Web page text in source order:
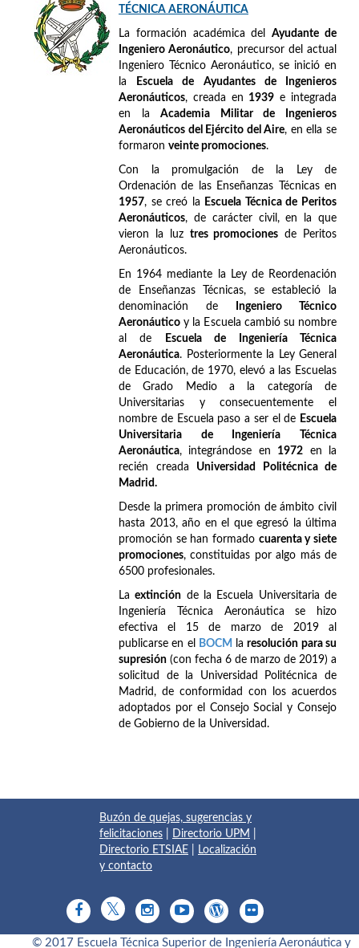
TÉCNICA AERONÁUTICA
La formación académica delAyudante de
Ingeniero Aeronáutico, precursor del actual
Ingeniero Técnico Aeronáutico, se inició en
la
Escuela de Ayudantes de Ingenieros
Aeronáuticos, creada en 1939 e integrada
en laAcademia Militar de Ingenieros
Aeronáuticos del Ejército del Aire, en ella se
formaron veinte promociones.
Con la promulgación de la Ley de
Ordenación de las Enseñanzas Técnicas en
1957, se creó la
Escuela Técnica de Peritos
Aeronáuticos, de carácter civil, en la que
vieron la luz tres promociones de Peritos
Aeronáuticos.
En 1964 mediante la Ley de Reordenación
de Enseñanzas Técnicas, se estableció la
denominación de
Ingeniero Técnico
Aeronáutico y la Escuela cambió su nombre
al de
Escuela de Ingeniería Técnica
Aeronáutica. Posteriormente la Ley General
de Educación, de 1970, elevó a las Escuelas
de Grado Medio a la categoría de
Universitarias y consecuentemente el
nombre de Escuela paso a ser el de Escuela
Universitaria de Ingeniería Técnica
Aeronáutica, integrándose en 1972 en la
recién creada Universidad Politécnica de
Madrid.
Desde la primera promoción de ámbito civil
hasta 2013, año en el que egresó la última
promoción se han formado cuarenta y siete
promociones, constituidas por algo más de
6500 profesionales.
Laextinción de la Escuela Universitaria de
Ingeniería Técnica Aeronáutica se hizo
efectiva el 15 de marzo de 2019 al
publicarse en el
BOCM laresolución para su
supresión (con fecha 6 de marzo de 2019) a
solicitud de la Universidad Politécnica de
Madrid, de conformidad con los acuerdos
adoptados por el Consejo Social y Consejo
de Gobierno de la Universidad.
Buzón de quejas, sugerencias y
felicitaciones
Directorio UPM
Directorio ETSIAE
Localización
y contacto
© 2017 Escuela Técnica Superior de Ingeniería Aeronáutica y